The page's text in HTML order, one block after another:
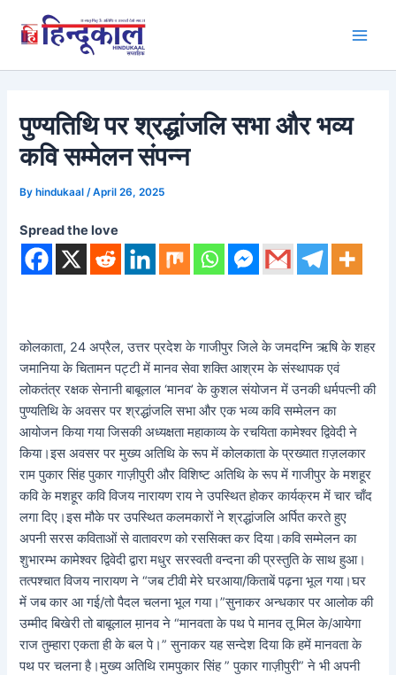
पुण्यतिथि पर श्रद्धांजलि ‌सभा और भव्य
कवि सम्मेलन संपन्न
By hindukaal/April 26, 2025
Spread the love
कोलकाता, 24 अप्रैल, उत्तर प्रदेश के गाजीपुर जिले के जमदग्नि ऋषि के शहर
जमानिया के चितामन पट्टी में मानव सेवा शक्ति आश्रम के संस्थापक एवं
लोकतंत्र रक्षक सेनानी बाबूलाल ‘मानव’ के कुशल संयोजन में उनकी धर्मपत्नी की‌
पुण्यतिथि के अवसर पर श्रद्धांजलि ‌सभा और एक भव्य कवि सम्मेलन का
आयोजन किया गया जिसकी अध्यक्षता महाकाव्य के रचयिता कामेश्वर द्विवेदी ने
किया।इस अवसर पर मुख्य अतिथि के रूप में कोलकाता के प्रख्यात ग़ज़लकार
राम पुकार सिंह पुकार गाज़ीपुरी और विशिष्ट अतिथि के रूप में गाजीपुर के मशहूर
कवि के मशहूर कवि विजय नारायण राय ने उपस्थित होकर कार्यक्रम में चार चाँद
लगा दिए।इस मौके पर उपस्थित कलमकारों ने श्रद्धांजलि अर्पित ‌करते‌ हुए‌
अपनी सरस कविताओं से वातावरण को‌ रससिक्त कर दिया।कवि सम्मेलन का
शुभारम्भ कामेश्वर द्विवेदी द्वारा मधुर सरस्वती वन्दना की प्रस्तुति के साथ हुआ।
तत्पश्चात विजय नारायण ने “जब टीवी मेरे घर‌आया/किताबें पढ़ना भूल गया।घर
‌में जब कार आ गई/तो पैदल चलना‌ भूल गया।”सुनाकर अन्धकार पर आलोक की
उम्मीद बिखेरी तो बाबूलाल म़ानव ने “मानवता के पथ पे मान‌व तू मिल के/आयेगा
राज तुम्हारा एकता ही के बल पे।” सुनाकर यह सन्देश दिया कि हमें मानवता के
पथ पर चलना है।मुख्य अतिथि रामपुकार सिंह ” पुकार गाज़ीपुरी” ने भी अपनी